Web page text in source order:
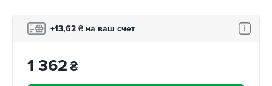
+13,62 ₴ на ваш счет
1 362₴